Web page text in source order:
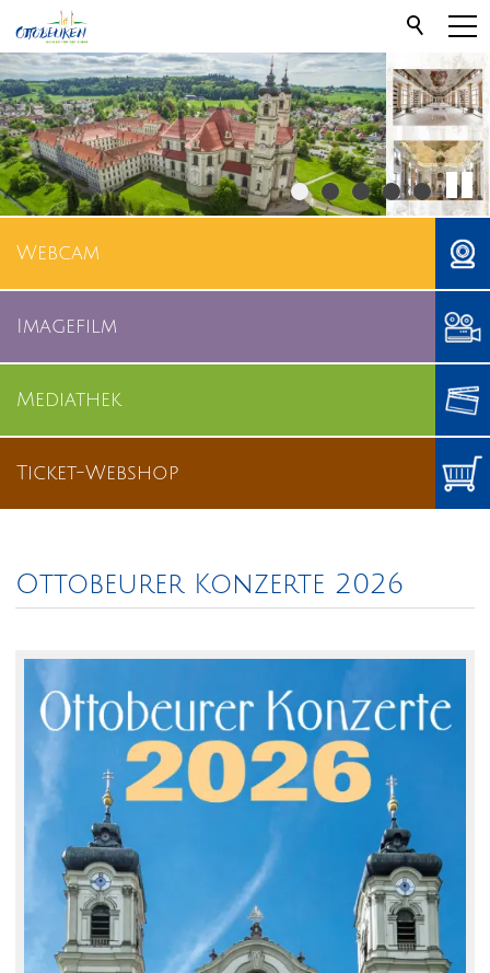
Webcam
Imagefilm
Mediathek
Ticket-Webshop
Ottobeurer Konzerte 2026